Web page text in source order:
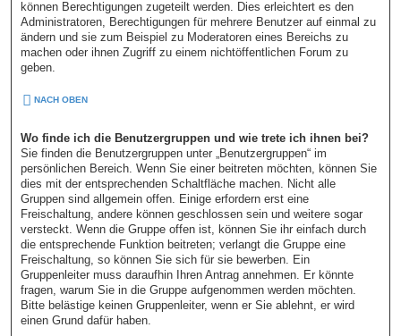
können Berechtigungen zugeteilt werden. Dies erleichtert es den
Administratoren, Berechtigungen für mehrere Benutzer auf einmal zu
ändern und sie zum Beispiel zu Moderatoren eines Bereichs zu
machen oder ihnen Zugriff zu einem nichtöffentlichen Forum zu
geben.
NACH OBEN
Wo finde ich die Benutzergruppen und wie trete ich ihnen bei?
Sie finden die Benutzergruppen unter „Benutzergruppen“ im
persönlichen Bereich. Wenn Sie einer beitreten möchten, können Sie
dies mit der entsprechenden Schaltfläche machen. Nicht alle
Gruppen sind allgemein offen. Einige erfordern erst eine
Freischaltung, andere können geschlossen sein und weitere sogar
versteckt. Wenn die Gruppe offen ist, können Sie ihr einfach durch
die entsprechende Funktion beitreten; verlangt die Gruppe eine
Freischaltung, so können Sie sich für sie bewerben. Ein
Gruppenleiter muss daraufhin Ihren Antrag annehmen. Er könnte
fragen, warum Sie in die Gruppe aufgenommen werden möchten.
Bitte belästige keinen Gruppenleiter, wenn er Sie ablehnt, er wird
einen Grund dafür haben.